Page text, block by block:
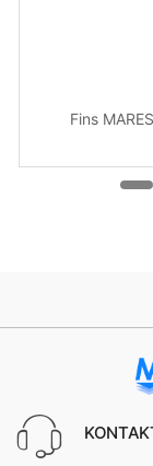
Fins